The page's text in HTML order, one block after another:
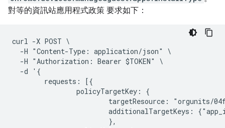
對等的資訊站應用程式政策 要求如下：
curl -X POST \
  -H "Content-Type: application/json" \
  -H "Authorization: Bearer $TOKEN" \
  -d '{
        requests: [{
                policyTargetKey: {
targetResource: "orgunits/
additionalTargetKeys:
                        },